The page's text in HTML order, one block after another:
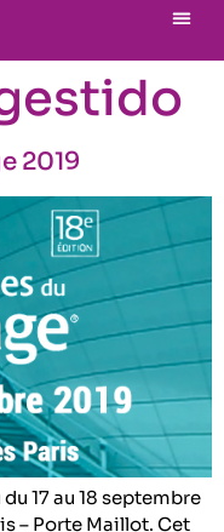
2019
17 au 18 septembre
– Porte Maillot. Cet